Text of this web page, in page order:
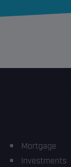
Mortgage
Investments